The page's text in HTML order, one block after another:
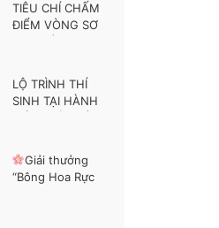
TIÊU CHÍ CHẤM
ĐIỂM VÒNG SƠ
LỘ TRÌNH THÍ
SINH TẠI HÀNH
Giải thưởng
“Bông Hoa Rực